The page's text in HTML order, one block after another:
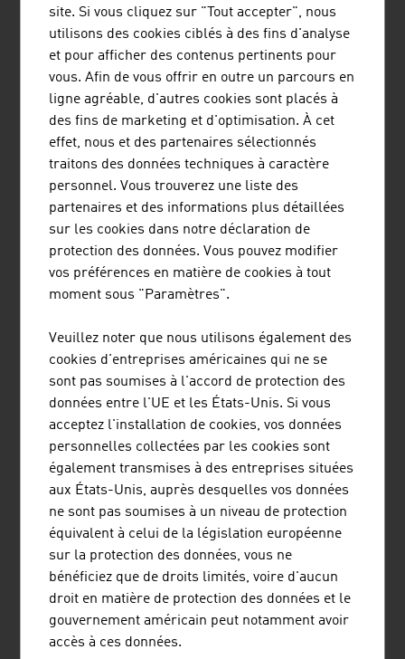
POWERLINES GROUP GMBH
Powerlines est un fournisseur européen leader
dans le domaine de l'électrification des
infrastructures ferroviaires et un partenaire fiable
dans la construction d'infrastructures de
transport d'énergie.
VOESTALPINE RAILWAY SYSTEMS
GMBH
voestalpine Railway Systems est le premier
fournisseur mondial de solutions système dans le
domaine de l'infrastructure ferroviaire et propose
des produits, une logistique et des services de
haute qualité pour les applications ferroviaires,
d'aiguillage, de signalisation et de surveillance.
AXESS AG
site. Si vous cliquez sur "Tout accepter", nous
utilisons des cookies ciblés à des fins d'analyse
et pour afficher des contenus pertinents pour
vous. Afin de vous offrir en outre un parcours en
ligne agréable, d'autres cookies sont placés à
des fins de marketing et d'optimisation. À cet
effet, nous et des partenaires sélectionnés
traitons des données techniques à caractère
personnel. Vous trouverez une liste des
partenaires et des informations plus détaillées
sur les cookies dans notre déclaration de
protection des données. Vous pouvez modifier
vos préférences en matière de cookies à tout
moment sous "Paramètres".
Veuillez noter que nous utilisons également des
cookies d'entreprises américaines qui ne se
sont pas soumises à l'accord de protection des
données entre l'UE et les États-Unis. Si vous
acceptez l'installation de cookies, vos données
personnelles collectées par les cookies sont
également transmises à des entreprises situées
aux États-Unis, auprès desquelles vos données
ne sont pas soumises à un niveau de protection
équivalent à celui de la législation européenne
sur la protection des données, vous ne
bénéficiez que de droits limités, voire d'aucun
droit en matière de protection des données et le
gouvernement américain peut notamment avoir
accès à ces données.